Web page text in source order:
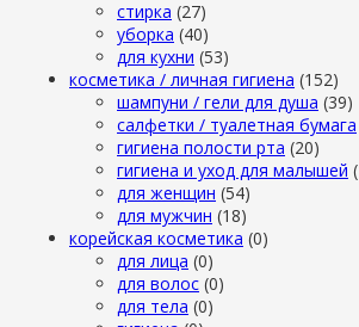
стирка (27)
уборка (40)
для кухни (53)
косметика / личная гигиена (152)
шампуни / гели для душа (39)
салфетки / туалетная бумага
гигиена полости рта (20)
гигиена и уход для малышей
для женщин (54)
для мужчин (18)
корейская косметика (0)
для лица (0)
для волос (0)
для тела (0)